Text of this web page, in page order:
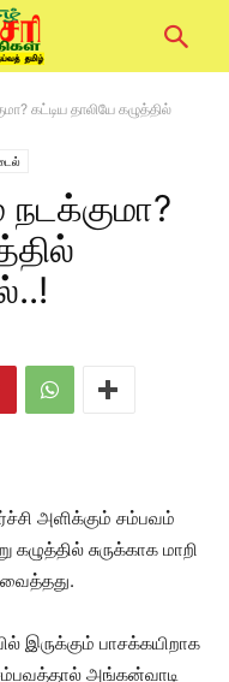
கட்டிய தாலியே கழுத்தில்
நடக்குமா?
அளிக்கும் சம்பவம்
கழுத்தில் சுருக்காக மாறி
இருக்கும் பாசக்கயிறாக
அங்கன்வாடி